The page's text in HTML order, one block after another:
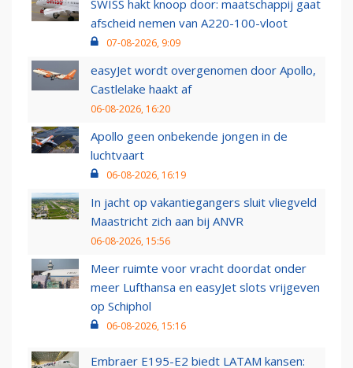
SWISS hakt knoop door: maatschappij gaat
afscheid nemen van A220-100-vloot
07-08-2026, 9:09
easyJet wordt overgenomen door Apollo,
Castlelake haakt af
06-08-2026, 16:20
Apollo geen onbekende jongen in de
luchtvaart
06-08-2026, 16:19
In jacht op vakantiegangers sluit vliegveld
Maastricht zich aan bij ANVR
06-08-2026, 15:56
Meer ruimte voor vracht doordat onder
meer Lufthansa en easyJet slots vrijgeven
op Schiphol
06-08-2026, 15:16
Embraer E195-E2 biedt LATAM kansen: